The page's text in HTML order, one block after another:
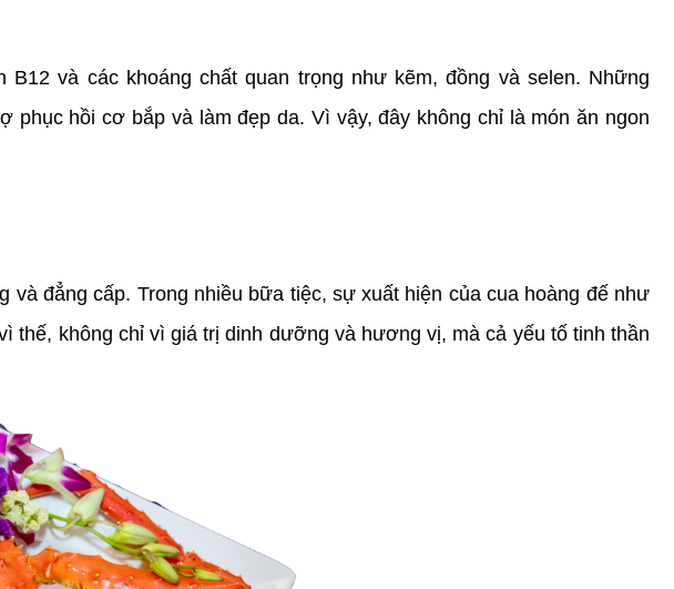
và các khoáng chất quan trọng như kẽm, đồng và selen. Những
hồi cơ bắp và làm đẹp da. Vì vậy, đây không chỉ là món ăn ngon
đẳng cấp. Trong nhiều bữa tiệc, sự xuất hiện của cua hoàng đế như
thế, không chỉ vì giá trị dinh dưỡng và hương vị, mà cả yếu tố tinh thần